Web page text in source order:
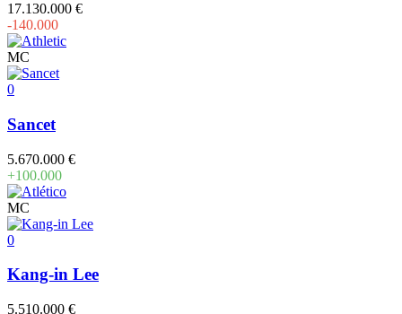
17.130.000 €
-140.000
MC
0
Sancet
5.670.000 €
+100.000
MC
0
Kang-in Lee
5.510.000 €